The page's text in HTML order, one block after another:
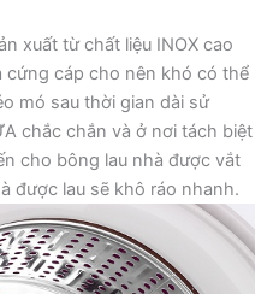
xuất từ chất liệu INOX cao
cứng cáp cho nên khó có thể
mó sau thời gian dài sử
chắc chắn và ở nơi tách biệt
cho bông lau nhà được vắt
được lau sẽ khô ráo nhanh.